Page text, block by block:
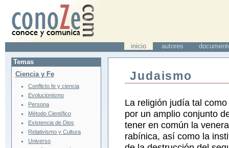
inicio autores
Judaismo
La religión judía tal
por un amplio conjunto
tener en común la
rabínica, así como la
Temas
Ciencia y Fe
Conflicto fe y ciencia
Evolucionismo
Persona
Método Científico
Existencia de Dios
Relativismo y Cultura
Universo